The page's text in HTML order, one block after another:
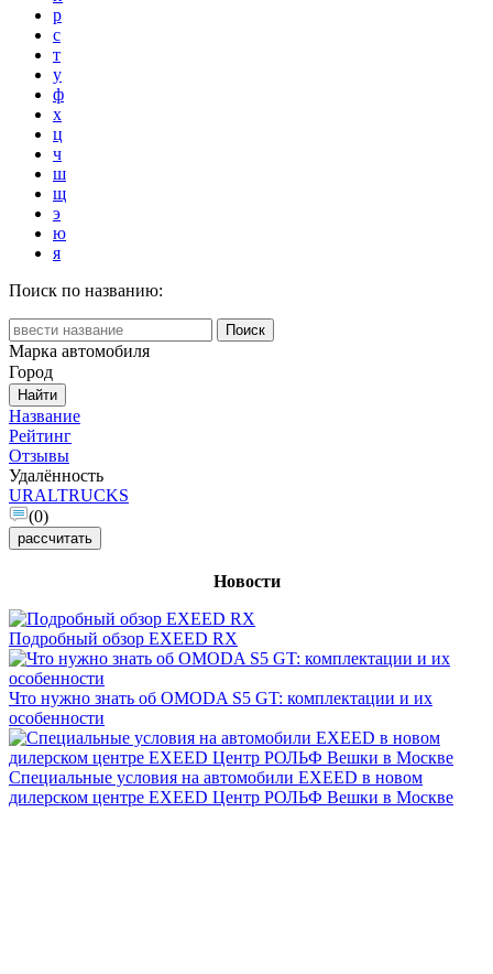
р
с
т
у
ф
х
ц
ч
ш
щ
э
ю
я
Поиск по названию:
Марка автомобиля
Город
Найти
Название
Рейтинг
Отзывы
Удалённость
URALTRUCKS
(0)
рассчитать
Новости
Подробный обзор EXEED RX
Что нужно знать об OMODA S5 GT: комплектации и их
особенности
Специальные условия на автомобили EXEED в новом
дилерском центре EXEED Центр РОЛЬФ Вешки в Москве